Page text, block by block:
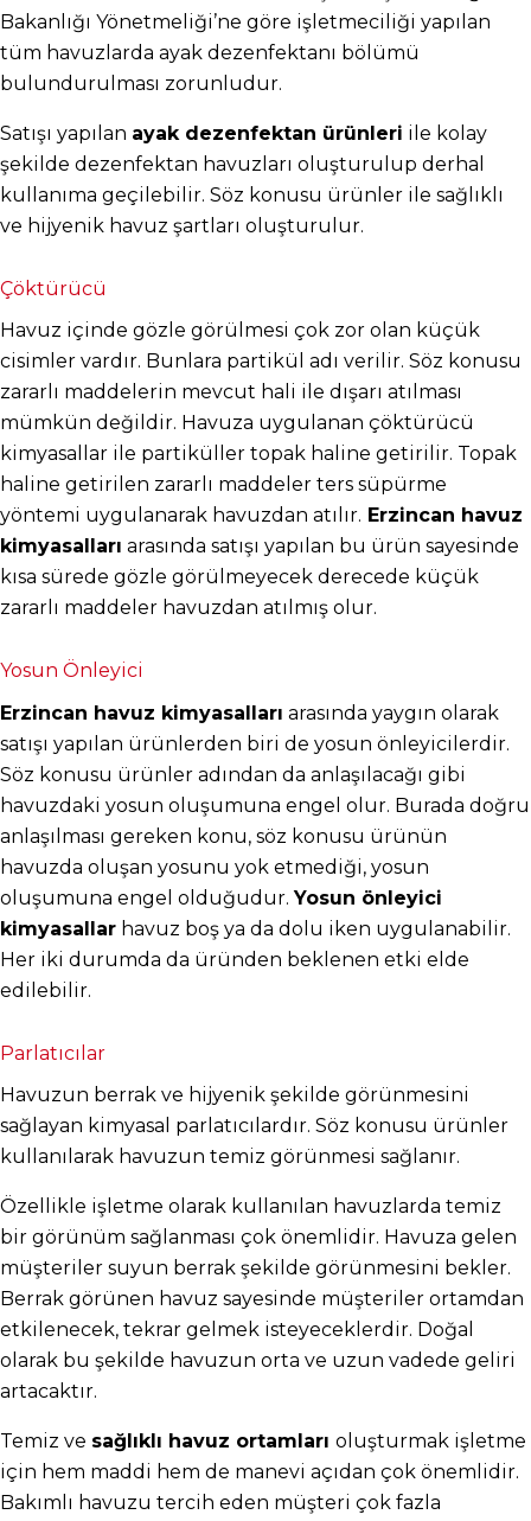
Bakanlığı Yönetmeliği’ne göre işletmeciliği yapılan
tüm havuzlarda ayak dezenfektanı bölümü
bulundurulması zorunludur.
Satışı yapılan ayak dezenfektan ürünleri ile kolay
şekilde dezenfektan havuzları oluşturulup derhal
kullanıma geçilebilir. Söz konusu ürünler ile sağlıklı
ve hijyenik havuz şartları oluşturulur.
Çöktürücü
Havuz içinde gözle görülmesi çok zor olan küçük
cisimler vardır. Bunlara partikül adı verilir. Söz konusu
zararlı maddelerin mevcut hali ile dışarı atılması
mümkün değildir. Havuza uygulanan çöktürücü
kimyasallar ile partiküller topak haline getirilir. Topak
haline getirilen zararlı maddeler ters süpürme
yöntemi uygulanarak havuzdan atılır. Erzincan havuz
kimyasalları arasında satışı yapılan bu ürün sayesinde
kısa sürede gözle görülmeyecek derecede küçük
zararlı maddeler havuzdan atılmış olur.
Yosun Önleyici
Erzincan havuz kimyasalları arasında yaygın olarak
satışı yapılan ürünlerden biri de yosun önleyicilerdir.
Söz konusu ürünler adından da anlaşılacağı gibi
havuzdaki yosun oluşumuna engel olur. Burada doğru
anlaşılması gereken konu, söz konusu ürünün
havuzda oluşan yosunu yok etmediği, yosun
oluşumuna engel olduğudur. Yosun önleyici
kimyasallar havuz boş ya da dolu iken uygulanabilir.
Her iki durumda da üründen beklenen etki elde
edilebilir.
Parlatıcılar
Havuzun berrak ve hijyenik şekilde görünmesini
sağlayan kimyasal parlatıcılardır. Söz konusu ürünler
kullanılarak havuzun temiz görünmesi sağlanır.
Özellikle işletme olarak kullanılan havuzlarda temiz
bir görünüm sağlanması çok önemlidir. Havuza gelen
müşteriler suyun berrak şekilde görünmesini bekler.
Berrak görünen havuz sayesinde müşteriler ortamdan
etkilenecek, tekrar gelmek isteyeceklerdir. Doğal
olarak bu şekilde havuzun orta ve uzun vadede geliri
artacaktır.
Temiz ve sağlıklı havuz ortamları oluşturmak işletme
için hem maddi hem de manevi açıdan çok önemlidir.
Bakımlı havuzu tercih eden müşteri çok fazla